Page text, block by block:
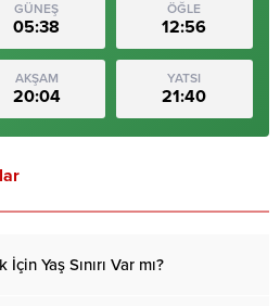
GÜNEŞ
05:38
ÖĞLE
12:56
AKŞAM
20:04
YATSI
21:40
Yaş Sınırı Var mı?